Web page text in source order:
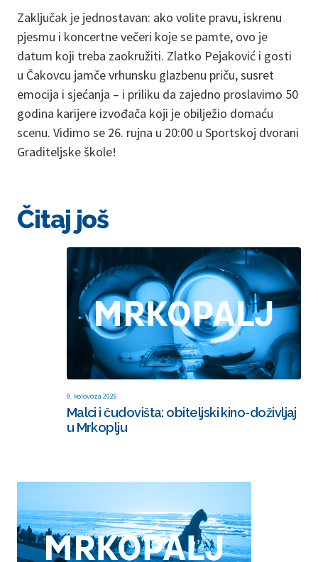
Zaključak je jednostavan: ako volite pravu, iskrenu
pjesmu i koncertne večeri koje se pamte, ovo je
datum koji treba zaokružiti. Zlatko Pejaković i gosti
u Čakovcu jamče vrhunsku glazbenu priču, susret
emocija i sjećanja – i priliku da zajedno proslavimo 50
godina karijere izvođača koji je obilježio domaću
scenu. Vidimo se 26. rujna u 20:00 u Sportskoj dvorani
Graditeljske škole!
Čitaj još
9. kolovoza 2026
Malci i čudovišta: obiteljski kino-doživljaj
u Mrkoplju